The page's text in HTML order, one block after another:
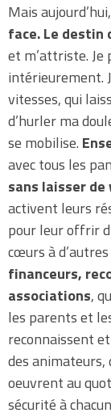
Mais aujourd’hui,
face.Le destin
et m’attriste. Je
intérieurement.
vitesses, qui
d’hurler ma
se mobilise.
avec tous les
sans laisser
activent leurs
pour leur offrir
cœurs à
financeurs,
associations,
les parents et
reconnaissent
des animateurs,
oeuvrent au
sécurité à